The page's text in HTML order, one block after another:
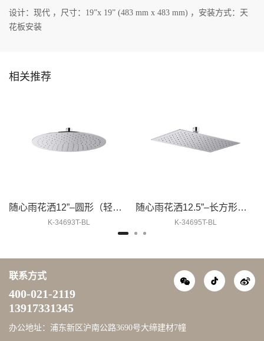
设计：现代 ，尺寸：19”x 19” (483 mm x 483 mm) ，安装方式：天
花板安装
相关推荐
随心雨花洒12”–圆形（轻薄型）
K-34693T-BL
随心雨花洒12.5”–长方形（轻薄型）
K-34695T-BL
联系方式
400-021-2119
13917331345
办公地址：浦东新区沪南公路3690号大缔建材7幢